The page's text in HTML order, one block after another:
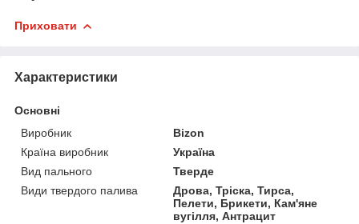
Приховати
Характеристики
Основні
Виробник
Bizon
Країна виробник
Україна
Вид пального
Тверде
Види твердого палива
Дрова, Тріска, Тирса,
Пелети, Брикети, Кам'яне
вугілля, Антрацит